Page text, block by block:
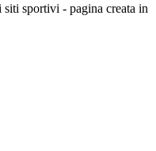
siti sportivi - pagina creata in